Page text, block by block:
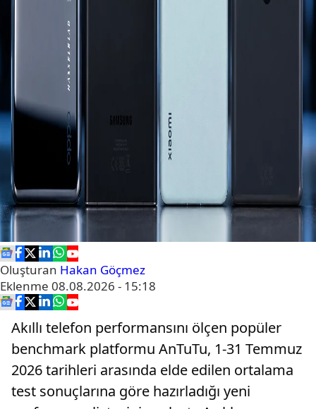
Oluşturan Hakan Göçmez
Eklenme 08.08.2026 - 15:18
Akıllı telefon performansını ölçen popüler
benchmark platformu AnTuTu, 1-31 Temmuz
2026 tarihleri arasında elde edilen ortalama
test sonuçlarına göre hazırladığı yeni